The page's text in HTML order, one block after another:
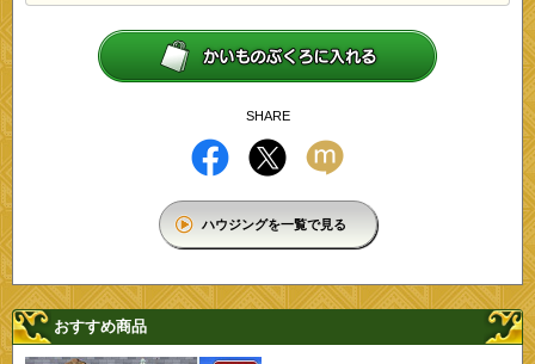
SHARE
ハウジングを一覧で見る
おすすめ商品